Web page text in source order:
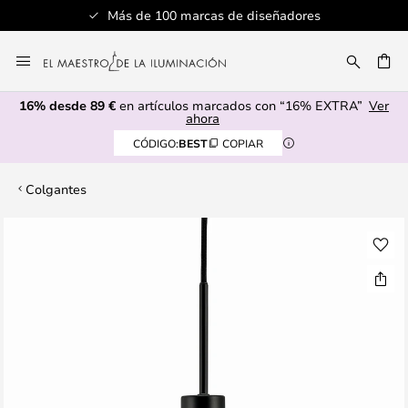
Más de 100 marcas de diseñadores
al
contenido
16% desde 89 € en artículos marcados con “16% EXTRA” Ver
ahora
CÓDIGO:BEST COPIAR
Colgantes